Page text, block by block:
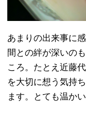
あまりの出来事に
間との絆が深いの
ころ。たとえ近藤
を大切に想う気持
ます。とても温かい